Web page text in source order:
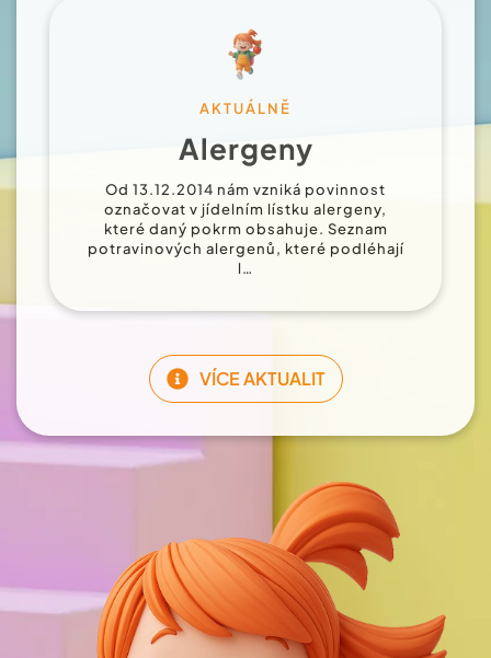
AKTUÁLNĚ
Alergeny
Od 13.12.2014 nám vzniká povinnost
označovat v jídelním lístku alergeny,
které daný pokrm obsahuje. Seznam
potravinových alergenů, které podléhají
l…
VÍCE AKTUALIT